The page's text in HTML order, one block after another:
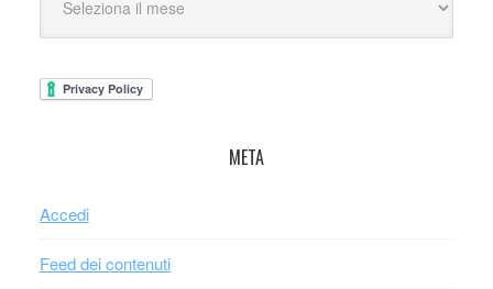
META
Accedi
Feed dei contenuti